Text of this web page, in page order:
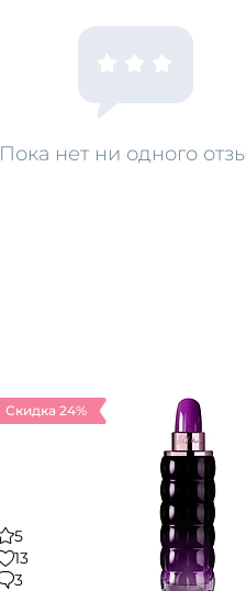
Пока нет ни одного
Скидка 24%
5
13
3